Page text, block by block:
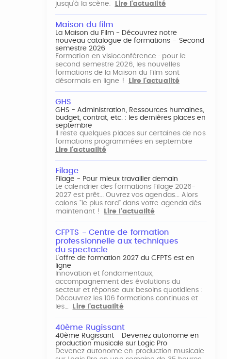
jusqu'à la scène.
Lire l'actualité
Maison du film
La Maison du Film - Découvrez notre
nouveau catalogue de formations – Second
semestre 2026
Formation en visioconférence : pour le
second semestre 2026, les nouvelles
formations de la Maison du Film sont
désormais en ligne !
Lire l'actualité
GHS
GHS - Administration, Ressources humaines,
budget, contrat, etc. : les dernières places en
septembre
Il reste quelques places sur certaines de nos
formations programmées en septembre
Lire l'actualité
Filage
Filage - Pour mieux travailler demain
Le calendrier des formations Filage 2026-
2027 est prêt... Ouvrez vos agendas... Alors
calons "le plus tard" dans votre agenda dès
maintenant !
Lire l'actualité
CFPTS - Centre de formation
professionnelle aux techniques
du spectacle
L’offre de formation 2027 du CFPTS est en
ligne
Innovation et fondamentaux,
accompagnement des évolutions du
secteur et réponse aux besoins quotidiens :
Découvrez les 106 formations continues et
les…
Lire l'actualité
40ème Rugissant
40ème Rugissant - Devenez autonome en
production musicale sur Logic Pro
Devenez autonome en production musicale